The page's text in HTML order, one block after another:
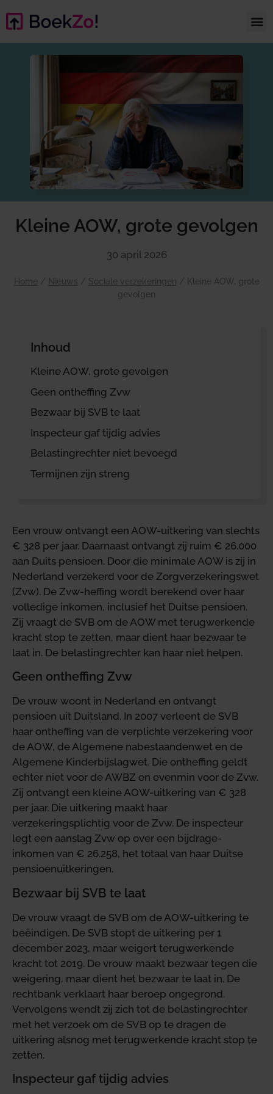
Kleine AOW, grote gevolgen
30 april 2026
Home / Nieuws / Sociale verzekeringen / Kleine AOW, grote
gevolgen
Inhoud
Kleine AOW, grote gevolgen
Geen ontheffing Zvw
Bezwaar bij SVB te laat
Inspecteur gaf tijdig advies
Belastingrechter niet bevoegd
Termijnen zijn streng
Een vrouw ontvangt een AOW-uitkering van slechts
€ 328 per jaar. Daarnaast ontvangt zij ruim € 26.000
aan Duits pensioen. Door die minimale AOW is zij in
Nederland verzekerd voor de Zorgverzekeringswet
(Zvw). De Zvw-heffing wordt berekend over haar
volledige inkomen, inclusief het Duitse pensioen.
Zij vraagt de SVB om de AOW met terugwerkende
kracht stop te zetten, maar dient haar bezwaar te
laat in. De belastingrechter kan haar niet helpen.
Geen ontheffing Zvw
De vrouw woont in Nederland en ontvangt
pensioen uit Duitsland. In 2007 verleent de SVB
haar ontheffing van de verplichte verzekering voor
de AOW, de Algemene nabestaandenwet en de
Algemene Kinderbijslagwet. Die ontheffing geldt
echter niet voor de AWBZ en evenmin voor de Zvw.
Zij ontvangt een kleine AOW-uitkering van € 328
per jaar. Die uitkering maakt haar
verzekeringsplichtig voor de Zvw. De inspecteur
legt een aanslag Zvw op over een bijdrage-
inkomen van € 26.258, het totaal van haar Duitse
pensioenuitkeringen.
Bezwaar bij SVB te laat
De vrouw vraagt de SVB om de AOW-uitkering te
beëindigen. De SVB stopt de uitkering per 1
december 2023, maar weigert terugwerkende
kracht tot 2019. De vrouw maakt bezwaar tegen die
weigering, maar dient het bezwaar te laat in. De
rechtbank verklaart haar beroep ongegrond.
Vervolgens wendt zij zich tot de belastingrechter
met het verzoek om de SVB op te dragen de
uitkering alsnog met terugwerkende kracht stop te
zetten.
Inspecteur gaf tijdig advies